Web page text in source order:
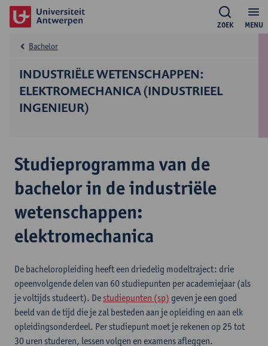
MENU
ZOEK
INDUSTRIËLE WETENSCHAPPEN:
ELEKTROMECHANICA (INDUSTRIEEL
INGENIEUR)
Bachelor
Studieprogramma van de
bachelor in de industriële
wetenschappen:
elektromechanica
De bacheloropleiding heeft een driedelig modeltraject: drie
opeenvolgende delen van 60 studiepunten per academiejaar (als
je voltijds studeert). De studiepunten (sp) geven je een goed
beeld van de tijd die je zal besteden aan je opleiding en aan elk
opleidingsonderdeel. Per studiepunt moet je rekenen op 25 tot
30 uren studeren, lessen volgen en examens afleggen.